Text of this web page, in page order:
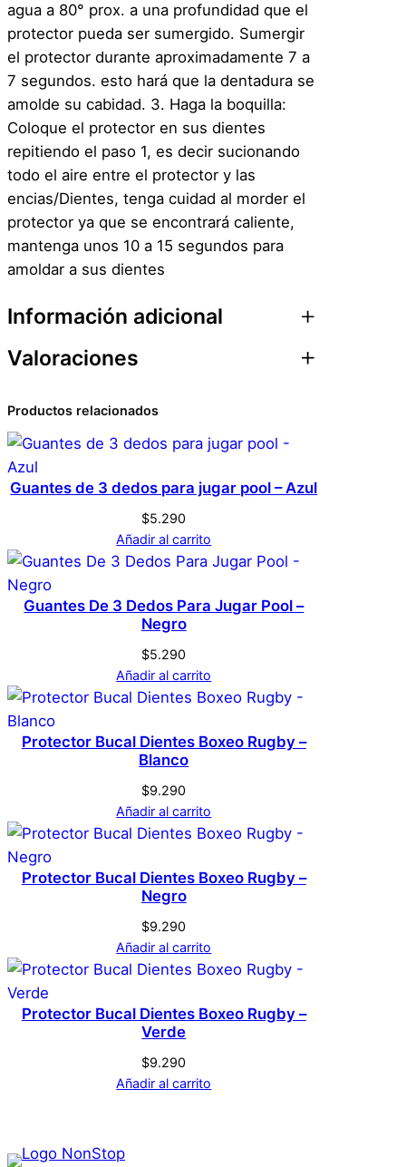
agua a 80° prox. a una profundidad que el
protector pueda ser sumergido. Sumergir
el protector durante aproximadamente 7 a
7 segundos. esto hará que la dentadura se
amolde su cabidad. 3. Haga la boquilla:
Coloque el protector en sus dientes
repitiendo el paso 1, es decir sucionando
todo el aire entre el protector y las
encias/Dientes, tenga cuidad al morder el
protector ya que se encontrará caliente,
mantenga unos 10 a 15 segundos para
amoldar a sus dientes
Información adicional
Atributos
Dimensiones
Color Transparente
UPC 607178911017
Valoraciones
0 valoraciones en Un.
Protector Bucal
Bruxismo
No hay valoraciones aún. Solo los usuarios
registrados que hayan comprado este
producto pueden hacer una valoración.
Acceder
Productos relacionados
Guantes de 3 dedos para jugar pool – Azul
$5.290
Añadir al carrito
Guantes De 3 Dedos Para Jugar Pool –
Negro
$5.290
Añadir al carrito
Protector Bucal Dientes Boxeo Rugby –
Blanco
$9.290
Añadir al carrito
Protector Bucal Dientes Boxeo Rugby –
Negro
$9.290
Añadir al carrito
Protector Bucal Dientes Boxeo Rugby –
Verde
$9.290
Añadir al carrito